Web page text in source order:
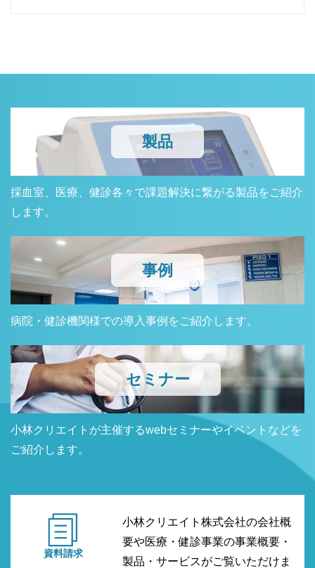
製品
採血室、医療、健診各々で課題解決に繋がる製品をご紹介
します。
事例
病院・健診機関様での導入事例をご紹介します。
セミナー
小林クリエイトが主催するwebセミナーやイベントなどを
ご紹介します。
資料請求
小林クリエイト株式会社の会社概
要や医療・健診事業の事業概要・
製品・サービスがご覧いただけま